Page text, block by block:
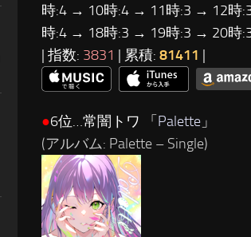
時:4 → 10時:4 → 11時:3 → 12
時:4 → 18時:3 → 19時:3 → 20時
| 指数: 3831 | 累積: 81411 |
●6位…常闇トワ 「 Palette 」
(アルバム: Palette – Single)